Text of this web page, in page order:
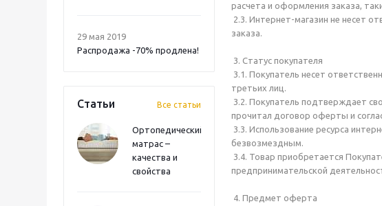
29 мая 2019
Распродажа -70% продлена!
Статьи Все статьи
Ортопедический
матрас –
качества и
свойства
расчета и оформления заказа,
2.3. Интернет-магазин не несет
заказа.
3. Статус покупателя
3.1. Покупатель несет
третьих лиц.
3.2. Покупатель подтверждает
прочитал договор оферты и
3.3. Использование ресурса
безвозмездным.
3.4. Товар приобретается
предпринимательской
4. Предмет оферта